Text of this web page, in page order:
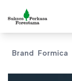
Brand Formica